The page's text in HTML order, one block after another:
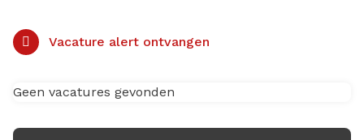
Vacature alert ontvangen
Geen vacatures gevonden